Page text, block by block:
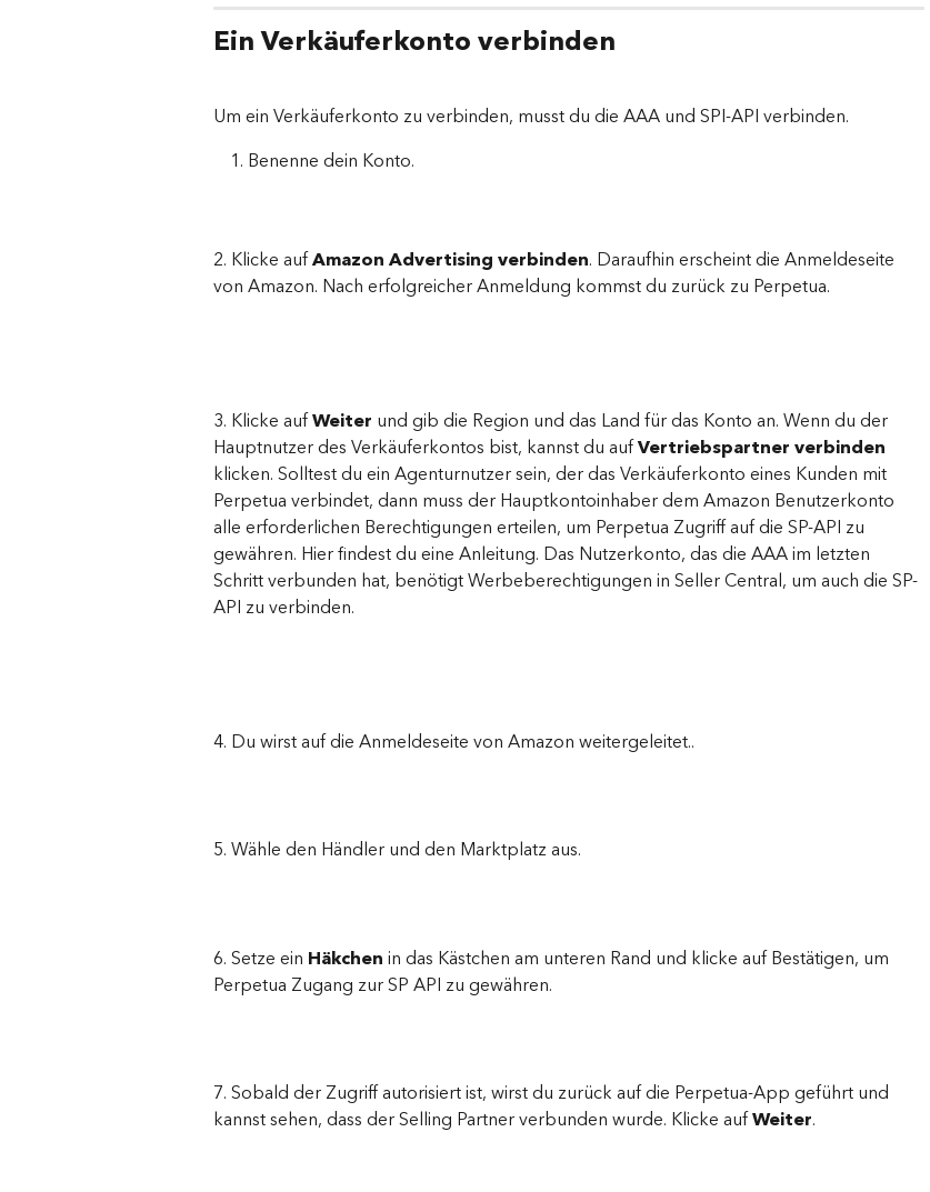
Ein Verkäuferkonto verbinden
Um ein Verkäuferkonto zu verbinden, musst du die AAA und SPI-API verbinden.
Benenne dein Konto.
2. Klicke auf Amazon Advertising verbinden. Daraufhin erscheint die Anmeldeseite
von Amazon. Nach erfolgreicher Anmeldung kommst du zurück zu Perpetua.
3. Klicke auf Weiter und gib die Region und das Land für das Konto an. Wenn du der
Hauptnutzer des Verkäuferkontos bist, kannst du auf Vertriebspartner verbinden
klicken. Solltest du ein Agenturnutzer sein, der das Verkäuferkonto eines Kunden mit
Perpetua verbindet, dann muss der Hauptkontoinhaber dem Amazon Benutzerkonto
alle erforderlichen Berechtigungen erteilen, um Perpetua Zugriff auf die SP-API zu
gewähren. Hier findest du eine Anleitung. Das Nutzerkonto, das die AAA im letzten
Schritt verbunden hat, benötigt Werbeberechtigungen in Seller Central, um auch die SP-
API zu verbinden.
4. Du wirst auf die Anmeldeseite von Amazon weitergeleitet..
5. Wähle den Händler und den Marktplatz aus.
6. Setze ein Häkchen in das Kästchen am unteren Rand und klicke auf Bestätigen, um
Perpetua Zugang zur SP API zu gewähren.
7. Sobald der Zugriff autorisiert ist, wirst du zurück auf die Perpetua-App geführt und
kannst sehen, dass der Selling Partner verbunden wurde. Klicke auf Weiter.